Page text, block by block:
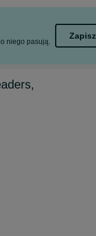
niego pasują.
Zapisz